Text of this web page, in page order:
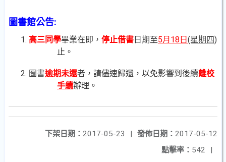
圖書館公告:
1. 高三同學畢業在即， 停止借書 日期至5月18日 (星期四)
止。
2. 圖書逾期未還者，請儘速歸還， 以免影響到後續離校
手續辦理。
發佈日期： 2017-05-12
下架日期： 2017-05-23
|
點擊率： 542 |